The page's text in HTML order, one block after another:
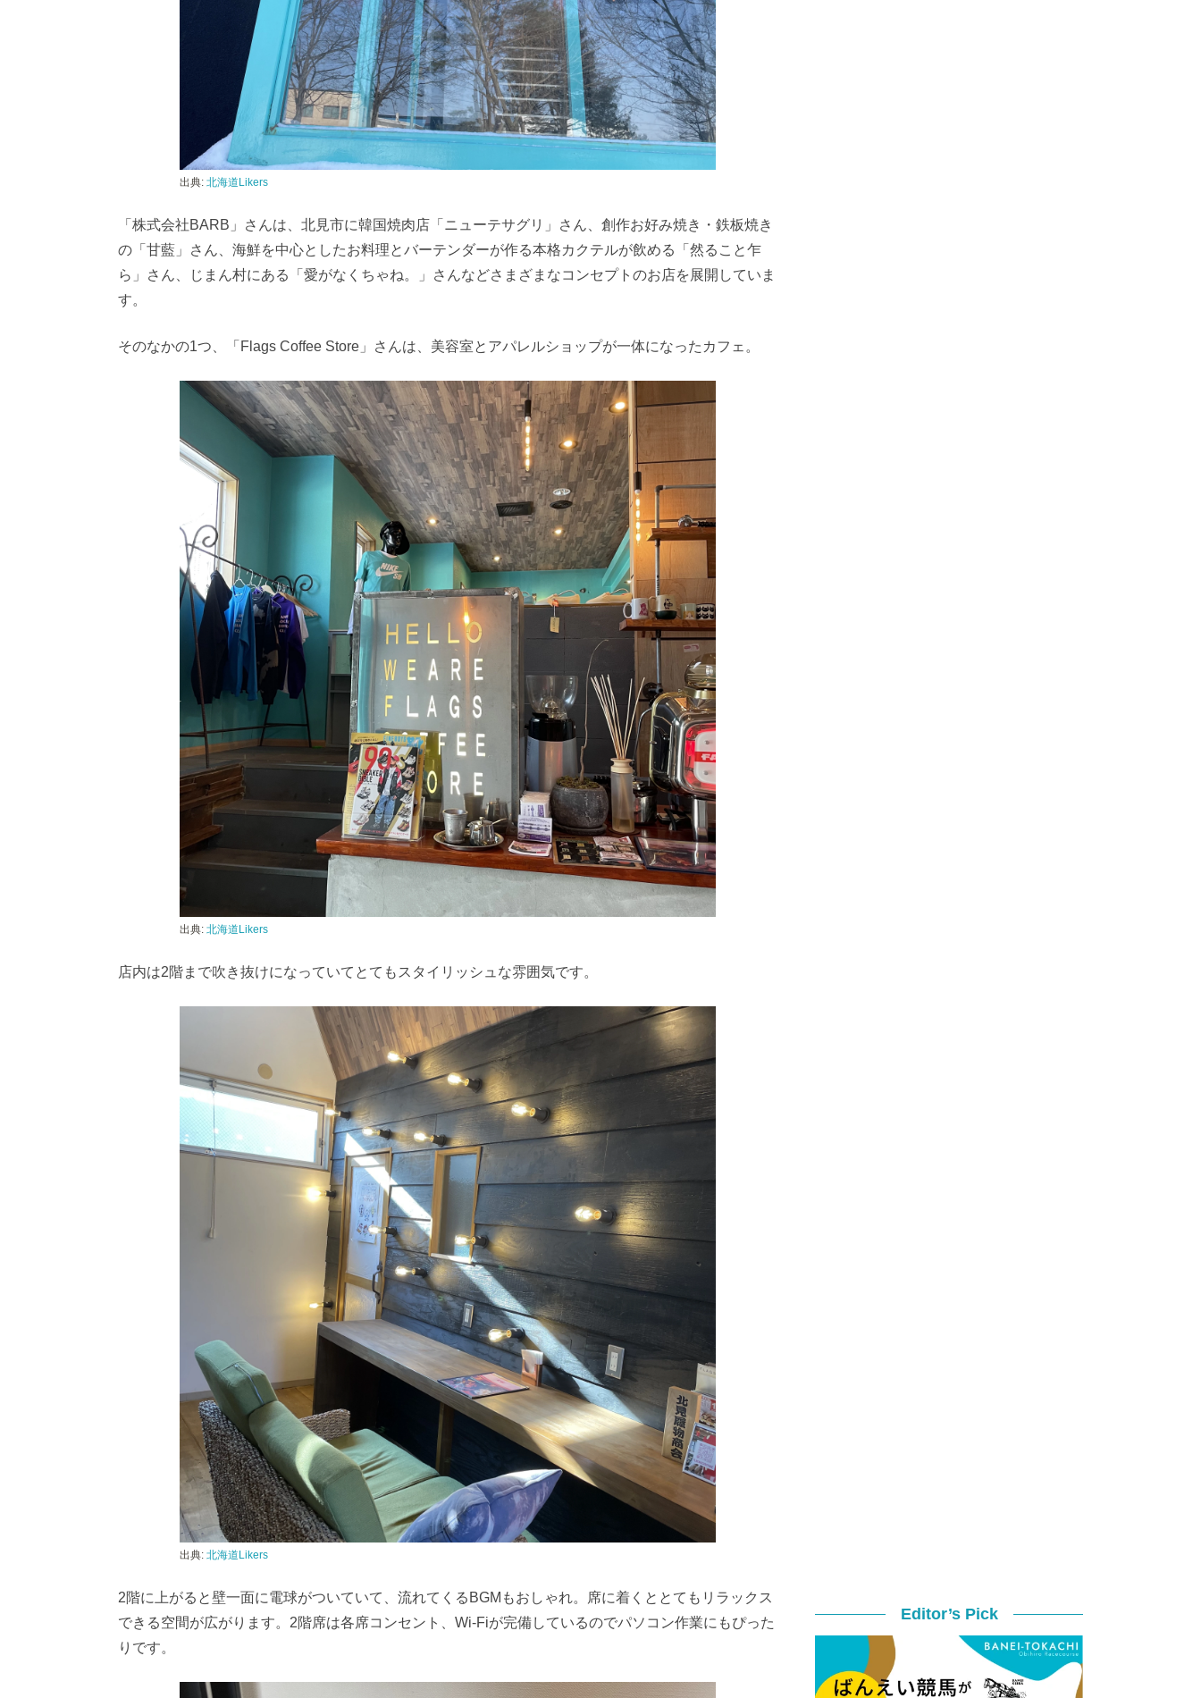
出典: 北海道Likers
「株式会社BARB」さんは、北見市に韓国焼肉店「ニューテサグリ」さん、創作お好み焼き・鉄板焼き
の「甘藍」さん、海鮮を中心としたお料理とバーテンダーが作る本格カクテルが飲める「然ること乍
ら」さん、じまん村にある「愛がなくちゃね。」さんなどさまざまなコンセプトのお店を展開していま
す。
そのなかの1つ、「Flags Coffee Store」さんは、美容室とアパレルショップが一体になったカフェ。
出典: 北海道Likers
店内は2階まで吹き抜けになっていてとてもスタイリッシュな雰囲気です。
出典: 北海道Likers
2階に上がると壁一面に電球がついていて、流れてくるBGMもおしゃれ。席に着くととてもリラックス
できる空間が広がります。2階席は各席コンセント、Wi-Fiが完備しているのでパソコン作業にもぴった
りです。
Editor’s Pick